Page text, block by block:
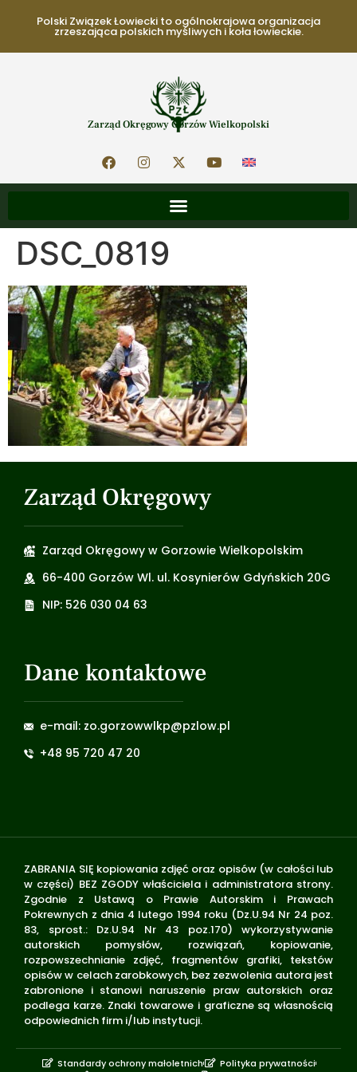
Polski Związek Łowiecki to ogólnokrajowa organizacja
zrzeszająca polskich myśliwych i koła łowieckie.
Zarząd Okręgowy Gorzów Wielkopolski
DSC_0819
Zarząd Okręgowy
Zarząd Okręgowy w Gorzowie Wielkopolskim
66-400 Gorzów Wl. ul. Kosynierów Gdyńskich 20G
NIP: 526 030 04 63
Dane kontaktowe
e-mail: zo.gorzowwlkp@pzlow.pl
+48 95 720 47 20
ZABRANIA SIĘ kopiowania zdjęć oraz opisów (w całości lub
w części) BEZ ZGODY właściciela i administratora strony.
Zgodnie z Ustawą o Prawie Autorskim i Prawach
Pokrewnych z dnia 4 lutego 1994 roku (Dz.U.94 Nr 24 poz.
83, sprost.: Dz.U.94 Nr 43 poz.170) wykorzystywanie
autorskich pomysłów, rozwiązań, kopiowanie,
rozpowszechnianie zdjęć, fragmentów grafiki, tekstów
opisów w celach zarobkowych, bez zezwolenia autora jest
zabronione i stanowi naruszenie praw autorskich oraz
podlega karze. Znaki towarowe i graficzne są własnością
odpowiednich firm i/lub instytucji.
Standardy ochrony małoletnich
Polityka prywatności